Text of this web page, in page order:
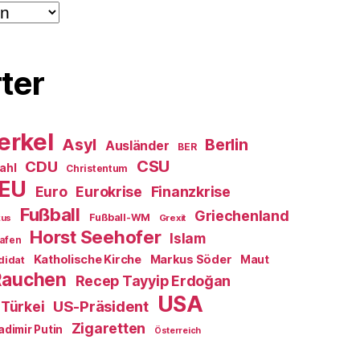
Asyl Ausländer BER Berlin
CDU Christentum CSU
EU Euro Eurokrise Finanzkrise
Fußball Fußball-WM Grexit Griechenland
Horst Seehofer Islam
Katholische Kirche Markus Söder Maut
Recep Tayyip Erdoğan
Türkei US-Präsident USA
Putin Zigaretten Österreich